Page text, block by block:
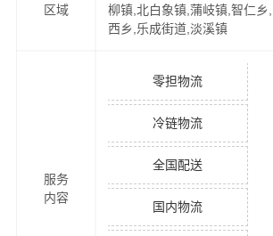
区域
柳镇,北白象镇,蒲岐镇,智仁
西乡,乐成街道,淡溪镇
服务
内容
零担物流
冷链物流
全国配送
国内物流